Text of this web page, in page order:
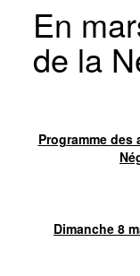
En
de la
Programme
Dimanche 8